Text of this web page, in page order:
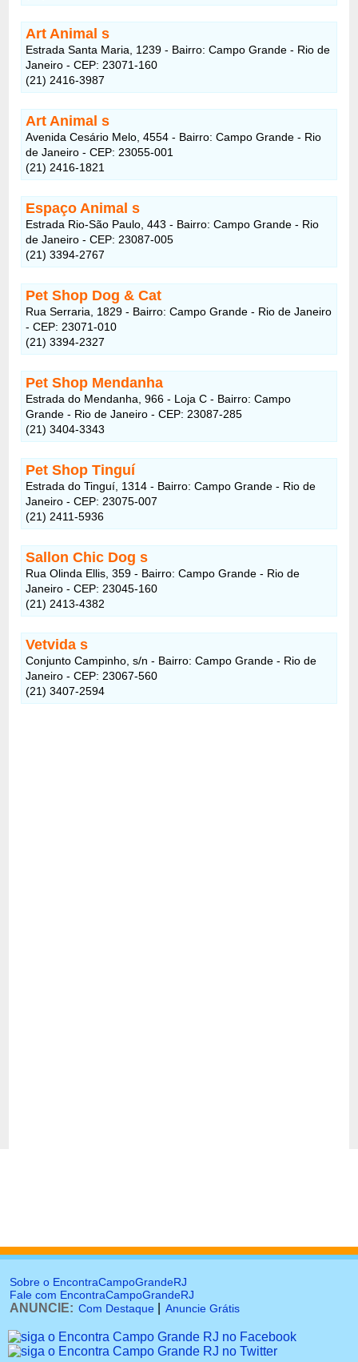
Art Animal s
Estrada Santa Maria, 1239 - Bairro: Campo Grande - Rio de
Janeiro - CEP: 23071-160
(21) 2416-3987
Art Animal s
Avenida Cesário Melo, 4554 - Bairro: Campo Grande - Rio
de Janeiro - CEP: 23055-001
(21) 2416-1821
Espaço Animal s
Estrada Rio-São Paulo, 443 - Bairro: Campo Grande - Rio
de Janeiro - CEP: 23087-005
(21) 3394-2767
Pet Shop Dog & Cat
Rua Serraria, 1829 - Bairro: Campo Grande - Rio de Janeiro
- CEP: 23071-010
(21) 3394-2327
Pet Shop Mendanha
Estrada do Mendanha, 966 - Loja C - Bairro: Campo
Grande - Rio de Janeiro - CEP: 23087-285
(21) 3404-3343
Pet Shop Tinguí
Estrada do Tinguí, 1314 - Bairro: Campo Grande - Rio de
Janeiro - CEP: 23075-007
(21) 2411-5936
Sallon Chic Dog s
Rua Olinda Ellis, 359 - Bairro: Campo Grande - Rio de
Janeiro - CEP: 23045-160
(21) 2413-4382
Vetvida s
Conjunto Campinho, s/n - Bairro: Campo Grande - Rio de
Janeiro - CEP: 23067-560
(21) 3407-2594
Sobre o EncontraCampoGrandeRJ
Fale com EncontraCampoGrandeRJ
ANUNCIE: Com Destaque Anuncie Grátis